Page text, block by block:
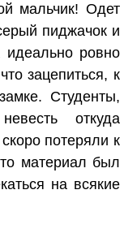
мальчик! Одет
пиджачок и
идеально ровно
зацепиться, к
Студенты,
откуда
потеряли к
материал был
на всякие